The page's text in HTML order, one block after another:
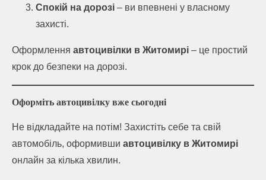
Спокій на дорозі – ви впевнені у власному
захисті.
Оформлення автоцивілки в Житомирі – це простий
крок до безпеки на дорозі.
Оформіть автоцивілку вже сьогодні
Не відкладайте на потім! Захистіть себе та свій
автомобіль, оформивши автоцивілку в Житомирі
онлайн за кілька хвилин.